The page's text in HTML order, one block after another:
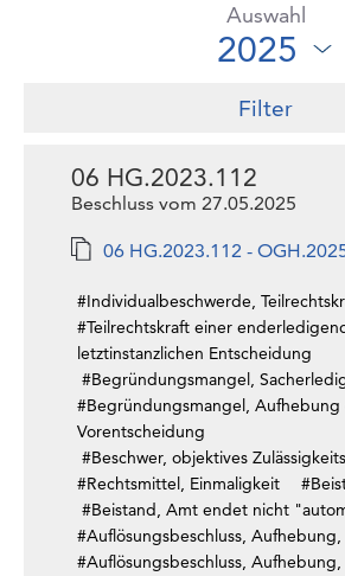
Auswahl
Filter
06 HG.2023.112
Beschluss vom 27.05.2025
06 HG.2023.112 -
#Individualbeschwerde,
#Teilrechtskraft einer
letztinstanzlichen Entscheidung
#Begründungsmangel,
#Begründungsmangel, Aufhebung
Vorentscheidung
#Beschwer, objektives
#Rechtsmittel, Einmaligkeit
#Beistand, Amt endet nicht
#Auflösungsbeschluss,
#Auflösungsbeschluss,